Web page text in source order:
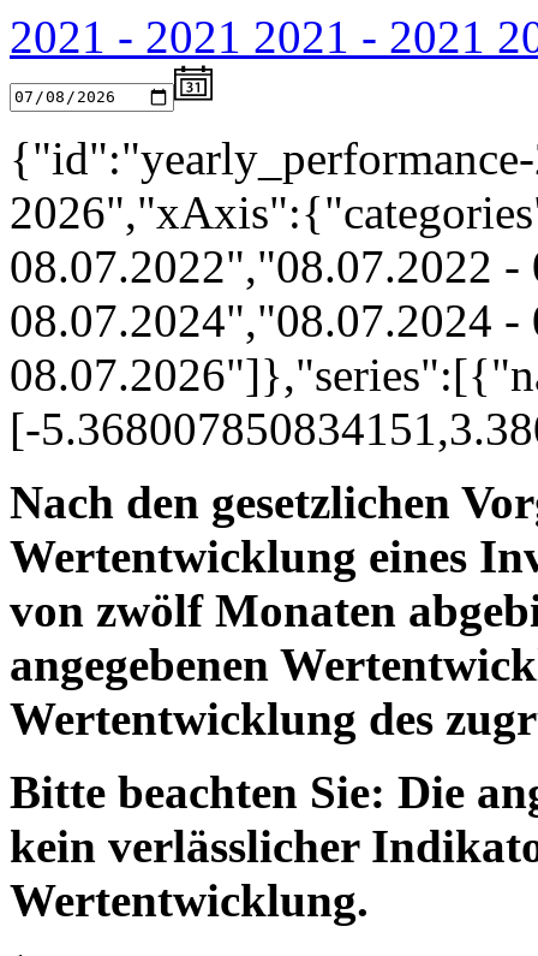
2021 - 2021 2021 - 2021
08.07.2022","08.07.2022
08.07.2024","08.07.2024
[-
Nach den gesetzlichen
Wertentwicklung eines
von zwölf Monaten
angegebenen
Wertentwicklung des
Bitte beachten Sie: Die
kein verlässlicher
Wertentwicklung.